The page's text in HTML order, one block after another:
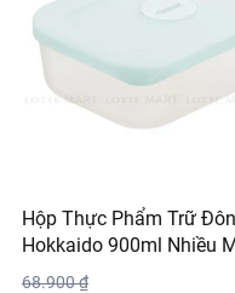
Hộp Thực Phẩm Trữ
Hokkaido 900ml Nhiều
68.900 ₫